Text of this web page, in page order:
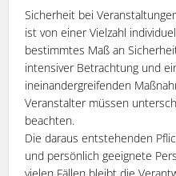
Sicherheit bei
ist von einer Vielzahl
bestimmtes Maß an
intensiver Betrachtung und
ineinandergreifenden
Veranstalter müssen
Die daraus entstehenden
und persönlich geeignete